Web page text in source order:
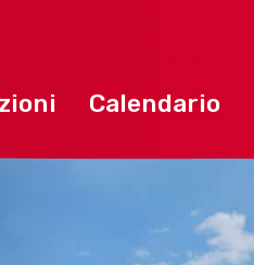
Calendario